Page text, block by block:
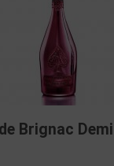
Brignac Demi